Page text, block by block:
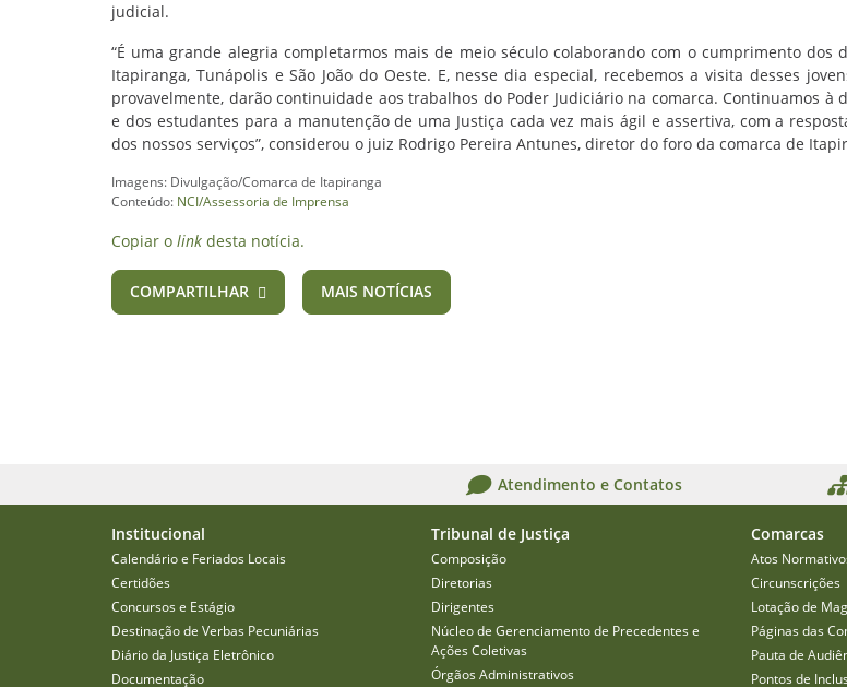
judicial.
“É uma grande alegria completarmos mais de meio século colaborando com o cumprimento dos
Itapiranga, Tunápolis e São João do Oeste. E, nesse dia especial, recebemos a visita desses
provavelmente, darão continuidade aos trabalhos do Poder Judiciário na comarca. Continuamos à
e dos estudantes para a manutenção de uma Justiça cada vez mais ágil e assertiva, com a
dos nossos serviços”, considerou o juiz Rodrigo Pereira Antunes, diretor do foro da comarca de
Imagens: Divulgação/Comarca de Itapiranga
Conteúdo: NCI/Assessoria de Imprensa
Copiar o link desta notícia.
COMPARTILHAR MAIS NOTÍCIAS
Atendimento e Contatos
Institucional
Calendário e Feriados Locais
Certidões
Concursos e Estágio
Destinação de Verbas Pecuniárias
Diário da Justiça Eletrônico
Documentação
Tribunal de Justiça
Composição
Diretorias
Dirigentes
Núcleo de Gerenciamento de Precedentes e
Ações Coletivas
Órgãos Administrativos
Comarcas
Atos
Circunscrições
Lotação de
Páginas das
Pauta de
Pontos de